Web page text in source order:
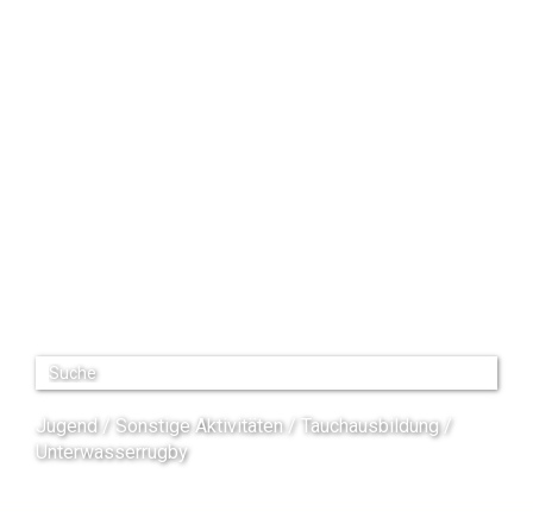
Jugend Sonstige Aktivitäten
Tauchausbildung
Unterwasserrugby